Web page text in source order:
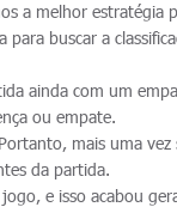
a melhor estratégia
buscar a
ainda com um
ou empate.
mais uma
da partida.
e isso acabou